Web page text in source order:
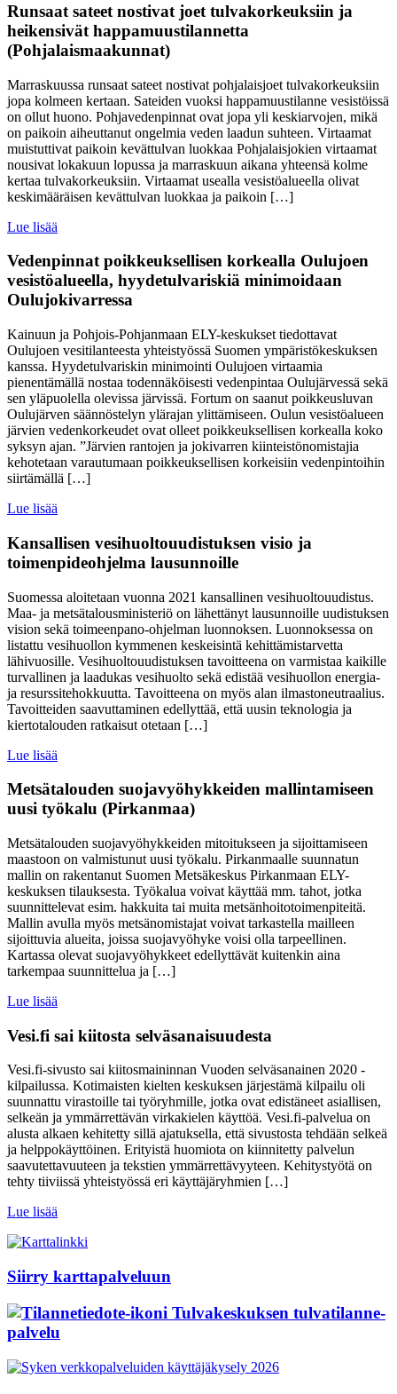
Runsaat sateet nostivat joet tulvakorkeuksiin ja
heikensivät happamuustilannetta
(Pohjalaismaakunnat)
Marraskuussa runsaat sateet nostivat pohjalaisjoet tulvakorkeuksiin
jopa kolmeen kertaan. Sateiden vuoksi happamuustilanne vesistöissä
on ollut huono. Pohjavedenpinnat ovat jopa yli keskiarvojen, mikä
on paikoin aiheuttanut ongelmia veden laadun suhteen. Virtaamat
muistuttivat paikoin kevättulvan luokkaa Pohjalaisjokien virtaamat
nousivat lokakuun lopussa ja marraskuun aikana yhteensä kolme
kertaa tulvakorkeuksiin. Virtaamat usealla vesistöalueella olivat
keskimääräisen kevättulvan luokkaa ja paikoin […]
Lue lisää
Vedenpinnat poikkeuksellisen korkealla Oulujoen
vesistöalueella, hyydetulvariskiä minimoidaan
Oulujokivarressa
Kainuun ja Pohjois-Pohjanmaan ELY-keskukset tiedottavat
Oulujoen vesitilanteesta yhteistyössä Suomen ympäristökeskuksen
kanssa. Hyydetulvariskin minimointi Oulujoen virtaamia
pienentämällä nostaa todennäköisesti vedenpintaa Oulujärvessä sekä
sen yläpuolella olevissa järvissä. Fortum on saanut poikkeusluvan
Oulujärven säännöstelyn ylärajan ylittämiseen. Oulun vesistöalueen
järvien vedenkorkeudet ovat olleet poikkeuksellisen korkealla koko
syksyn ajan. ”Järvien rantojen ja jokivarren kiinteistönomistajia
kehotetaan varautumaan poikkeuksellisen korkeisiin vedenpintoihin
siirtämällä […]
Lue lisää
Kansallisen vesihuoltouudistuksen visio ja
toimenpideohjelma lausunnoille
Suomessa aloitetaan vuonna 2021 kansallinen vesihuoltouudistus.
Maa- ja metsätalousministeriö on lähettänyt lausunnoille uudistuksen
vision sekä toimeenpano-ohjelman luonnoksen. Luonnoksessa on
listattu vesihuollon kymmenen keskeisintä kehittämistarvetta
lähivuosille. Vesihuoltouudistuksen tavoitteena on varmistaa kaikille
turvallinen ja laadukas vesihuolto sekä edistää vesihuollon energia-
ja resurssitehokkuutta. Tavoitteena on myös alan ilmastoneutraalius.
Tavoitteiden saavuttaminen edellyttää, että uusin teknologia ja
kiertotalouden ratkaisut otetaan […]
Lue lisää
Metsätalouden suojavyöhykkeiden mallintamiseen
uusi työkalu (Pirkanmaa)
Metsätalouden suojavyöhykkeiden mitoitukseen ja sijoittamiseen
maastoon on valmistunut uusi työkalu. Pirkanmaalle suunnatun
mallin on rakentanut Suomen Metsäkeskus Pirkanmaan ELY-
keskuksen tilauksesta. Työkalua voivat käyttää mm. tahot, jotka
suunnittelevat esim. hakkuita tai muita metsänhoitotoimenpiteitä.
Mallin avulla myös metsänomistajat voivat tarkastella mailleen
sijoittuvia alueita, joissa suojavyöhyke voisi olla tarpeellinen.
Kartassa olevat suojavyöhykkeet edellyttävät kuitenkin aina
tarkempaa suunnittelua ja […]
Lue lisää
Vesi.fi sai kiitosta selväsanaisuudesta
Vesi.fi-sivusto sai kiitosmaininnan Vuoden selväsanainen 2020 -
kilpailussa. Kotimaisten kielten keskuksen järjestämä kilpailu oli
suunnattu virastoille tai työryhmille, jotka ovat edistäneet asiallisen,
selkeän ja ymmärrettävän virkakielen käyttöä. Vesi.fi-palvelua on
alusta alkaen kehitetty sillä ajatuksella, että sivustosta tehdään selkeä
ja helppokäyttöinen. Erityistä huomiota on kiinnitetty palvelun
saavutettavuuteen ja tekstien ymmärrettävyyteen. Kehitystyötä on
tehty tiiviissä yhteistyössä eri käyttäjäryhmien […]
Lue lisää
Siirry karttapalveluun
Tulvakeskuksen tulvatilanne­
palvelu